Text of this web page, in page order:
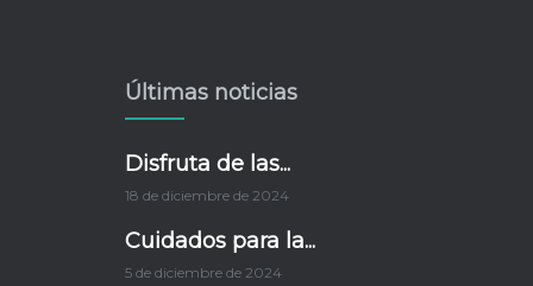
Últimas noticias
Disfruta de las...
18 de diciembre de 2024
Cuidados para la...
5 de diciembre de 2024